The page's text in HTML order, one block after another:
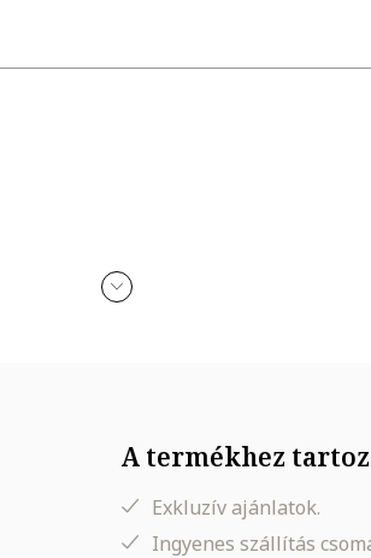
A termékhez
Exkluzív ajánlatok.
Ingyenes szállítás